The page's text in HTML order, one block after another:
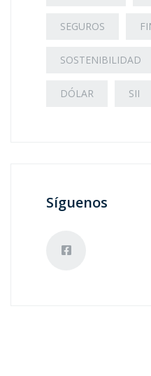
SEGUROS
SOSTENIBILIDAD
DÓLAR SII
Síguenos